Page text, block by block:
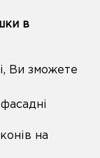
в
Ви зможете
на